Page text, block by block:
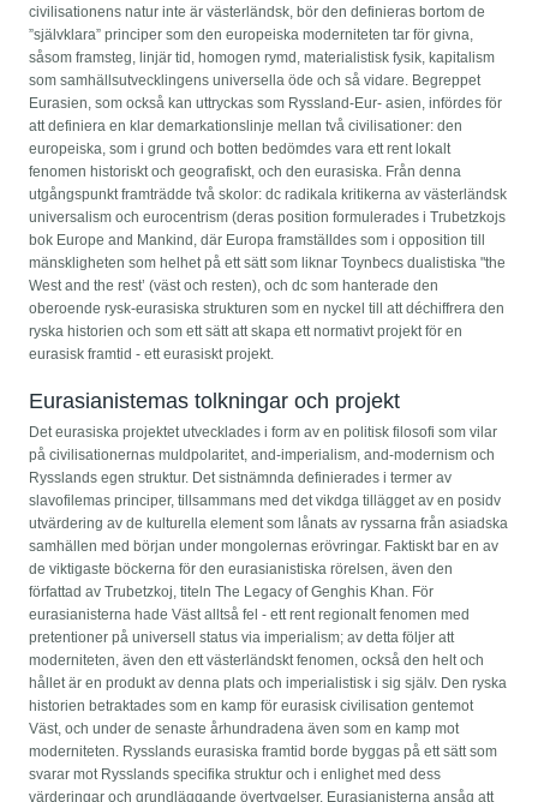
civilisationens natur inte är västerländsk, bör den definieras bortom de
”självklara” principer som den europeiska moderniteten tar för givna,
såsom framsteg, linjär tid, homogen rymd, materialistisk fysik, kapitalism
som samhällsutvecklingens universella öde och så vidare. Begreppet
Eurasien, som också kan uttryckas som Ryssland-Eur- asien, infördes för
att definiera en klar demarkationslinje mellan två civilisationer: den
europeiska, som i grund och botten bedömdes vara ett rent lokalt
fenomen historiskt och geografiskt, och den eurasiska. Från denna
utgångspunkt framträdde två skolor: dc radikala kritikerna av västerländsk
universalism och eurocentrism (deras position formulerades i Trubetzkojs
bok Europe and Mankind, där Europa framställdes som i opposition till
mänskligheten som helhet på ett sätt som liknar Toynbecs dualistiska "the
West and the rest’ (väst och resten), och dc som hanterade den
oberoende rysk-eurasiska strukturen som en nyckel till att déchiffrera den
ryska historien och som ett sätt att skapa ett normativt projekt för en
eurasisk framtid - ett eurasiskt projekt.
Eurasianistemas tolkningar och projekt
Det eurasiska projektet utvecklades i form av en politisk filosofi som vilar
på civilisationernas muldpolaritet, and-imperialism, and-modernism och
Rysslands egen struktur. Det sistnämnda definierades i termer av
slavofilemas principer, tillsammans med det vikdga tillägget av en posidv
utvärdering av de kulturella element som lånats av ryssarna från asiadska
samhällen med början under mongolernas erövringar. Faktiskt bar en av
de viktigaste böckerna för den eurasianistiska rörelsen, även den
författad av Trubetzkoj, titeln The Legacy of Genghis Khan. För
eurasianisterna hade Väst alltså fel - ett rent regionalt fenomen med
pretentioner på universell status via imperialism; av detta följer att
moderniteten, även den ett västerländskt fenomen, också den helt och
hållet är en produkt av denna plats och imperialistisk i sig själv. Den ryska
historien betraktades som en kamp för eurasisk civilisation gentemot
Väst, och under de senaste århundradena även som en kamp mot
moderniteten. Rysslands eurasiska framtid borde byggas på ett sätt som
svarar mot Rysslands specifika struktur och i enlighet med dess
värderingar och grundläggande övertygelser. Eurasianisterna ansåg att